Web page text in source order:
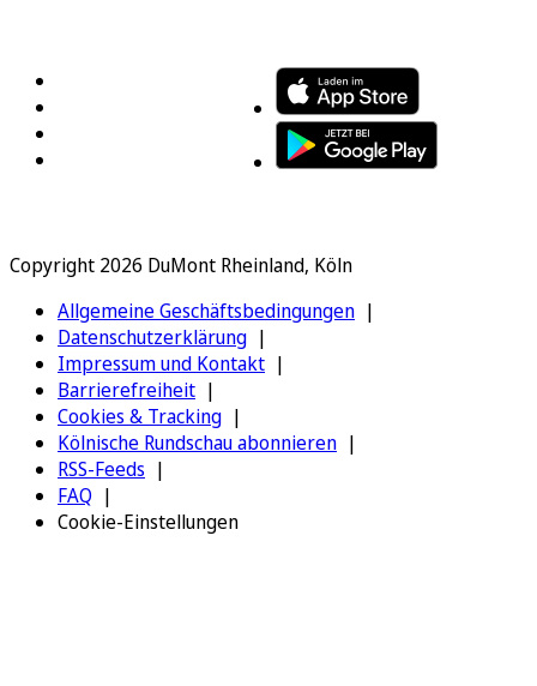
Copyright 2026 DuMont Rheinland, Köln
Allgemeine Geschäftsbedingungen
Datenschutzerklärung
Impressum und Kontakt
Barrierefreiheit
Cookies & Tracking
Kölnische Rundschau abonnieren
RSS-Feeds
FAQ
Cookie-Einstellungen